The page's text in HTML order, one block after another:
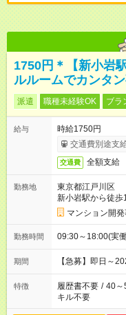
1750円＊【新小岩
ルルームでカンタ
派遣 職種未経験OK ブラ
給与
時給1750円
交通費別途支
交通費 全額支給
勤務地
東京都江戸川区
新小岩駅から徒歩
マンション開
勤務時間 09:30～18:00(実
期間 【急募】即日～
特徴 履歴書不要 / 40～
キル不要